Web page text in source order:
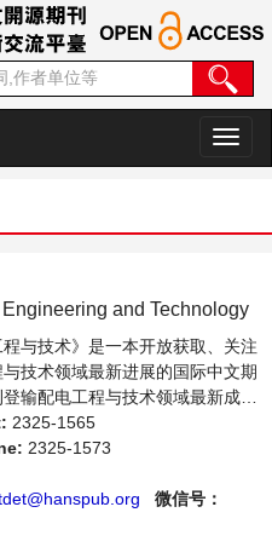
切
换
and Technology
程与技术》是一本开放获取、关注
技术领域最新进展的国际中文期
输配电工程与技术领域最新成果
相关论文。本刊支持思想创新、
导科学，繁荣学术，集学术性、
员提供一个传播、分享和讨论输
术领域内不同方向问题与发展的
2325-1565
2325-1573
微信号：